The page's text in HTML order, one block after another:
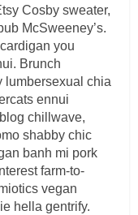
Cosby sweater,
McSweeney’s.
you
Brunch
lumbersexual chia
ennui
chillwave,
shabby chic
banh mi pork
farm-to-
vegan
hella gentrify.